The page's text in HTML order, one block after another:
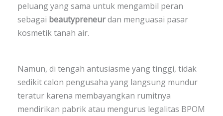
peluang yang sama untuk mengambil peran
sebagai beautypreneurdan menguasai pasar
kosmetik tanah air.
Namun, di tengah antusiasme yang tinggi, tidak
sedikit calon pengusaha yang langsung mundur
teratur karena membayangkan rumitnya
mendirikan pabrik atau mengurus legalitas BPOM